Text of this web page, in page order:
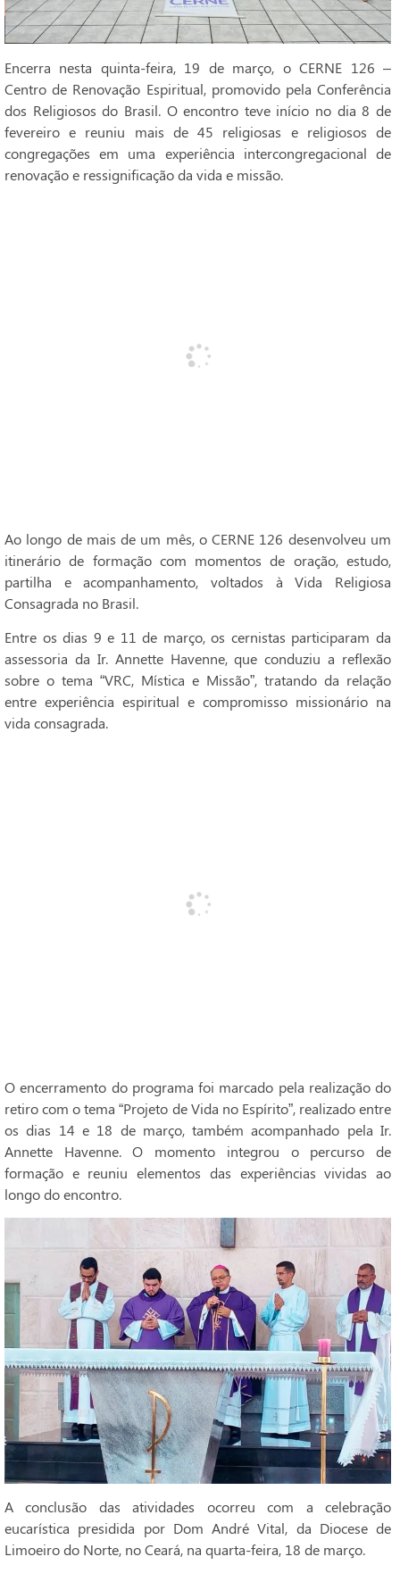
Encerra nesta quinta-feira, 19 de março, o CERNE 126 –
Centro de Renovação Espiritual, promovido pela Conferência
dos Religiosos do Brasil. O encontro teve início no dia 8 de
fevereiro e reuniu mais de 45 religiosas e religiosos de
congregações em uma experiência intercongregacional de
renovação e ressignificação da vida e missão.
Ao longo de mais de um mês, o CERNE 126 desenvolveu um
itinerário de formação com momentos de oração, estudo,
partilha e acompanhamento, voltados à Vida Religiosa
Consagrada no Brasil.
Entre os dias 9 e 11 de março, os cernistas participaram da
assessoria da Ir. Annette Havenne, que conduziu a reflexão
sobre o tema “VRC, Mística e Missão”, tratando da relação
entre experiência espiritual e compromisso missionário na
vida consagrada.
O encerramento do programa foi marcado pela realização do
retiro com o tema “Projeto de Vida no Espírito”, realizado entre
os dias 14 e 18 de março, também acompanhado pela Ir.
Annette Havenne. O momento integrou o percurso de
formação e reuniu elementos das experiências vividas ao
longo do encontro.
A conclusão das atividades ocorreu com a celebração
eucarística presidida por Dom André Vital, da Diocese de
Limoeiro do Norte, no Ceará, na quarta-feira, 18 de março.